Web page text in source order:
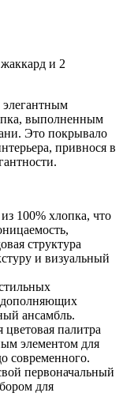
и 2
выполненным
Это покрывало
привнося в
100% хлопка, что
структура
и визуальный
дополняющих
ансамбль.
палитра
элементом для
современного.
первоначальный
для